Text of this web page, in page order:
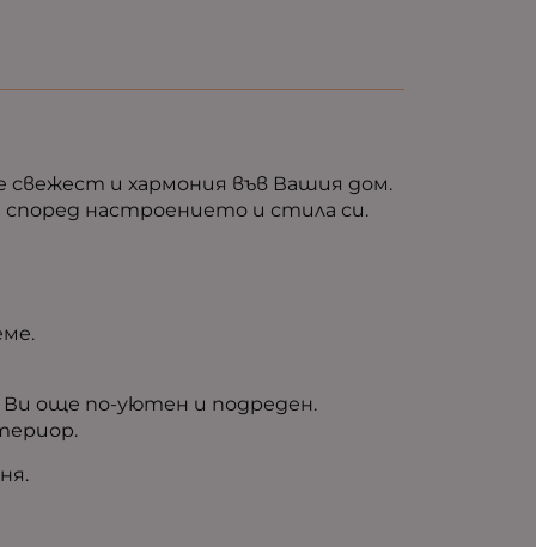
свежест и хармония във Вашия дом.
настроението и стила си.
Ви още по-уютен и подреден.